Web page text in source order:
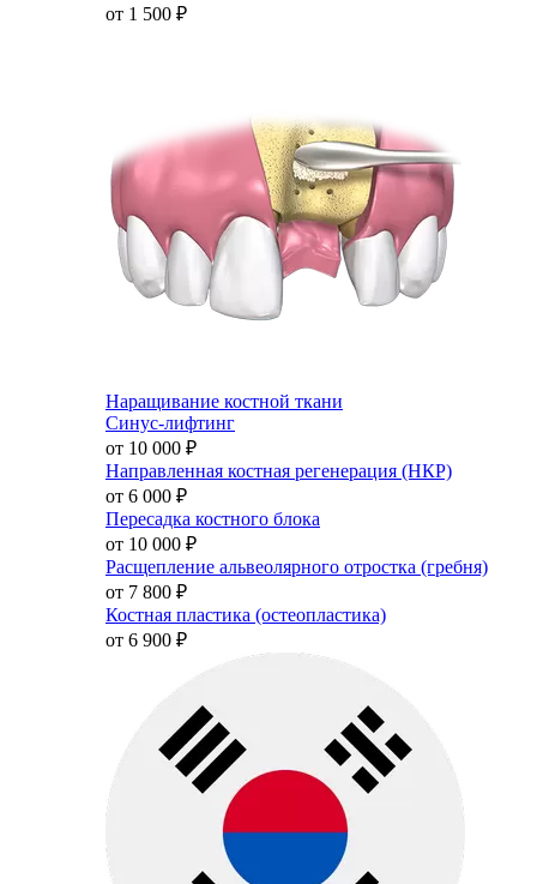
от 1 500 ₽
Наращивание костной ткани
Синус-лифтинг
от 10 000 ₽
Направленная костная регенерация (НКР)
от 6 000 ₽
Пересадка костного блока
от 10 000 ₽
Расщепление альвеолярного отростка (гребня)
от 7 800 ₽
Костная пластика (остеопластика)
от 6 900 ₽